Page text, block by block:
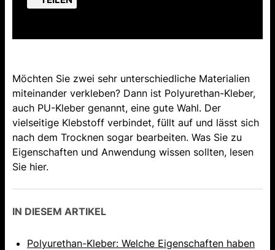
Möchten Sie zwei sehr unterschiedliche Materialien
miteinander verkleben? Dann ist Polyurethan-Kleber,
auch PU-Kleber genannt, eine gute Wahl. Der
vielseitige Klebstoff verbindet, füllt auf und lässt sich
nach dem Trocknen sogar bearbeiten. Was Sie zu
Eigenschaften und Anwendung wissen sollten, lesen
Sie hier.
IN DIESEM ARTIKEL
Polyurethan-Kleber: Welche Eigenschaften haben